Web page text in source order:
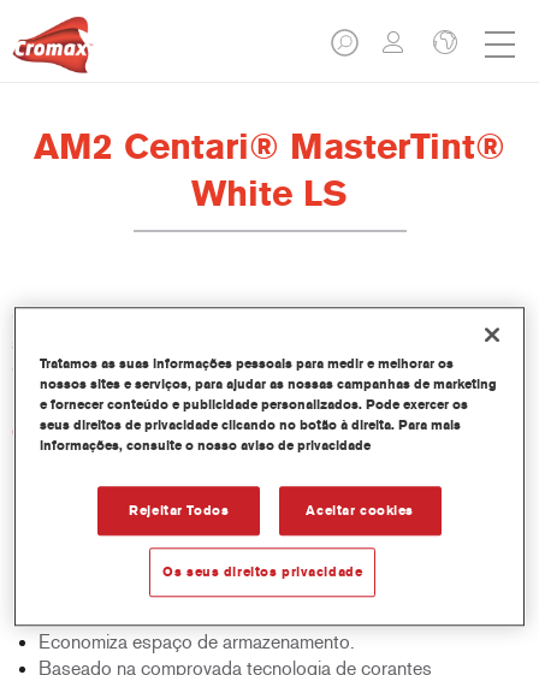
AM2 Centari® MasterTint®
White LS
O Centari Mastertint é um corante concentrado em base
solvente que faz parte da linha de Bases Bicamada e Esmaltes
Centari.
Características do produto
Sistema de pintura em base solvente distinto, versátil e de
fácil utilização.
Um equipamento de mistura único disponibiliza todas as
qualidades de tinta em base solvente - médio e alto teor de
sólidos, acabamentos e bases.
Rápido controlo de inventário.
Economiza espaço de armazenamento.
Baseado na comprovada tecnologia de corantes
Tratamos as suas informações pessoais para medir e melhorar os
nossos sites e serviços, para ajudar as nossas campanhas de marketing
e fornecer conteúdo e publicidade personalizados. Pode exercer os
seus direitos de privacidade clicando no botão à direita. Para mais
informações, consulte o nosso aviso de privacidade
Rejeitar Todos Aceitar cookies
Os seus direitos privacidade